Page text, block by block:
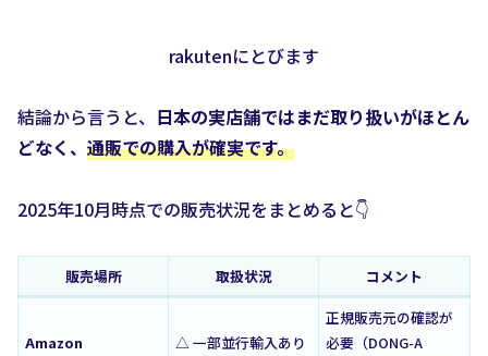
rakutenにとびます
結論から言うと、 日本の実店舗ではまだ取り扱いがほとん
どなく、 通販での購入が確実です。
2025年10月時点での販売状況をまとめると👇
販売場所 取扱状況 コメント
Amazon △ 一部並行輸入あり
正規販売元の確認が
必要（DONG-A